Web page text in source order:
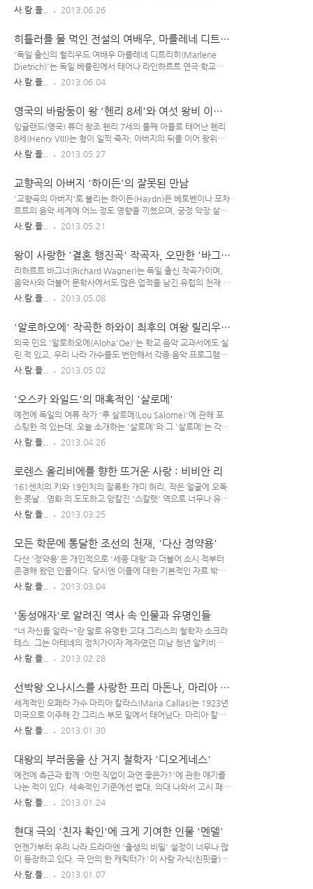
면서 음악회나 연극 모임 등에 자주 참석하다가 지방의 귀족인
Allan Poe)가 떠오르지만, 소시 적에 그보다 먼저 알게 된 추리
도 열혈 매니아층이 존재했던 인기 작품이었다. 1859년 영국에
서 태어난 '아서 코난 도일'은 30대 초반까지 의사로 일하다가,
그 후 '홈즈'가 등장하는 단편 소설을 잡지에 연재하기 시작했
다. 의학적 지식도 갖추고 있는 데다가, 문학 작품 중 추리 소설
사.람.들.. 2013.06.26
히틀러를 물 먹인 전설의 여배우, 마를레네 디트리
히
'독일 출신의 헐리우드 여배우 마를레네 디트리히(Marlene
Dietrich)'는 독일 베를린에서 태어나 라인하르트 연극 학교를
나왔으며, 19세 때부터 연기를 시작했다. 배우가 되기 전 캬바레
두각을 드러내게 된다. Marlene Dietrich(1901~1992) 1930
년 독일 영화 주연으로 호평을 받은 마들레네 디트리히는 그 뒤
미국 헐리우드로 건너 가 등의 영화에 출연하였고, 도시적인 이
미지와 탁월한 각선미 & 허스키한 목소리를 지닌 그녀는 곧 '유
사.람.들.. 2013.06.04
영국의 바람둥이 왕 '헨리 8세'와 여섯 왕비 이야
기
잉글랜드(영국) 튜더 왕조 헨리 7세의 둘째 아들로 태어난 헨리
8세(Henry VIII)는 형이 일찍 죽자, 아버지의 뒤를 이어 왕위를
물려 받았다. 르네상스 군주로서 절대 왕정을 강화하고 종교 개
헨리 8세의 첫번 째 부인 : 아라곤의 캐서린 20년 결혼 생활 동
안 왕위를 이을 아들을 생산하지 못하고, 이혼 안하려고 버티다
가 '강제 이혼' 당함 아라곤의 캐서린은 헨리 8세의 형과 결혼했
으나, 그가 죽은 뒤 '시아버지인 헨리 7세와 자기 아버지와의 목
사.람.들.. 2013.05.27
교향곡의 아버지 '하이든'의 잘못된 만남
'교향곡의 아버지'로 불리는 하이든(Haydn)은 베토벤이나 모차
르트의 음악 세계에 어느 정도 영향을 끼쳤으며, 궁정 악장 살리
에리와도 친분이 있었던 오스트리아의 작곡가이다. 온화한 인품
생활(결혼 생활) 면에선 그닥 행복하지 않았던 모양이다. 서로
맞지 않는 두 남녀가 만난 탓이다. Franz Joseph
Haydn(1732~1809) 프란츠 요제프 하이든(Franz Joseph
Haydn)은 젊은 시절, 자신에게 피아노 레슨을 받던 가발 제조업
되기..
사.람.들.. 2013.05.21
왕이 사랑한 '결혼 행진곡' 작곡자, 오만한 '바그
너'
리하르트 바그너(Richard Wagner)는 독일 출신 작곡가이며,
음악사와 더불어 문학사에서도 많은 업적을 남긴 유럽의 천재 예
술인이다. 소시 적부터 괴팍한 성향을 보였던 바그너는 셰익스
인 바그너는 등 유명한 작품들을 많이 남겼지만, 그의 사생활적
인 측면에선 갖가지 안 좋은 소문들도 많이 떠돌았다. Richard
Wagner(1813~1883) 여성 편력이 대단했던 바그너는 결혼 이
후에도 상습적(?)으로 멀쩡한 남의 부인(유부녀)들과 바람을 피
을 떠벌리고..
사.람.들.. 2013.05.08
'알로하오에' 작곡한 하와이 최후의 여왕 릴리우오
칼라니
외국 민요 '알로하오에(Aloha'Oe)'는 학교 음악 교과서에도 실
린 적 있고, 우리 나라 가수들도 번안해서 각종 음악 프로그램에
서 수시로 불렀던 유명한 노래이다. 들은 지 좀 되어서 앞부분 가
은 일반 작곡가가 아닌 하와이의 마지막 여왕이었던 릴리우오칼
라니(Lili'uokalani)이다. Lili'uokalani(1838~1917) 릴리우오
칼라니의 공주 시절, 오하우 섬 여행을 마치고 돌아오는 길에 '어
쩔 수 없는 이별을 안타까워 하는 연인의 모습'을 보고 삘 받아서
사.람.들.. 2013.05.02
'오스카 와일드'의 매혹적인 '살로메'
예전에 독일의 여류 작가 '루 살로메(Lou Salome)'에 관해 포
스팅한 적 있는데, 오늘 소개하는 '살로메'와 그 '살로메'는 각각
다른 사람이다. 아일랜드 작가 오스카 와일드(Oscar Wilde)의
알려져 있는 여성이다. 귀스타브 모로(Gustave Moreau)의 작
품 등 많은 화가들의 그림으로 형상화되었거나, 오페라 주인공
으로도 등장한다. 세례 요한이 활약하던 시기의 '헤롯왕'은 자기
동생 빌립의 아내인 '헤로디아'를 탐하여 그녀와 결혼을 했다.
사.람.들.. 2013.04.26
로렌스 올리비에를 향한 뜨거운 사랑 : 비비안 리
161센치의 키와 19인치의 잘록한 개미 허리, 작은 얼굴에 오똑
한 콧날.. 영화 의 도도하고 앙칼진 '스칼렛' 역으로 너무나 유명
해진 비비안 리(Vivien Leigh)는 1913년 인도에서 태어났다.
증권가의 부호였던 아버지는 프랑스계 영국인이다. 5세 때 고국
인 영국으로 돌아간 그녀는 거기에서 학업을 마치고, 파리와 로
마 등지를 오가며 연기를 배웠다. 학창 시절 인기가 좋았던 비비
안의 꿈은 무대 배우가 되는 것이었는데, 연극을 즐겨 보던 그녀
사.람.들.. 2013.03.25
모든 학문에 통달한 조선의 천재, '다산 정약용'
다산 '정약용'은 개인적으로 '세종 대왕'과 더불어 소시 적부터
존경해 왔던 인물이다. 당시엔 이들에 대한 기본적인 자료 밖에
습득하지 못했으나, 그것만으로도 막 호감이 갔던 인물들이었
치가이면서, 를 포함하여 평생동안 500권에 달하는 '다양한 분
야의 책'을 많이 남기는 등 활발한 저술 활동을 펼쳤던 작가이자
대학자이기도 하다. 그는 '거중기'를 고안하여 세계적 문화 유산
인 '수원 화성'을 축조하는 데 큰 도움을 준 것으로도 유명하다.
백하면서, 민본(民本..
사.람.들.. 2013.03.04
'동성애자'로 알려진 역사 속 인물과 유명인들
"너 자신을 알라~"란 말로 유명한 고대 그리스의 철학자 소크라
테스. 그는 아테네의 정치가이자 제자였던 미남 청년 알키비아
데스와 연인 사이였으며, 널리 알려진 동성애자였다. 소크라테
는 오늘날의 동성애자들에 대한 철학적 지주이기도 하다. 소크
라테스의 제자인 플라톤은 "여자와 동침하면 육신을 낳지만, 남
자와 동침하면 마음의 생명을 낳는다"는 등 동성애 예찬론을 펼
친 바 있다. 그들이 살았던 '고대 그리스 시대'의 식자들은 동성
자 '레오나르도 다 빈치' 르네상스기를 대..
사.람.들.. 2013.02.28
선박왕 오나시스를 사랑한 프리 마돈나, 마리아 칼
라스
세계적인 오페라 가수 마리아 칼라스(Maria Callas)는 1923년
미국으로 이주해 간 그리스 부모 밑에서 태어났다. 마리아 칼라
스는 꽤 '우량아'였었는데, 일찍 사망한 아들을 대신할 애가 태
시여서 두껍한 안경을 쓰고, 비만이기까지 했던 마리아 칼라
스'는 자기보다 '날씬하고 예쁜 언니'에게 밀려 '미운 오리 새
끼'스러운 유년 시절을 보내야 했다. 하지만 12세 때 한 라디오
방송국의 에 출전하게 된 마리아 칼라스는 대회에서 1등을 하면
머니는 ..
사.람.들.. 2013.01.30
대왕의 부러움을 산 거지 철학자 '디오게네스'
예전에 측근과 함께 '어떤 직업이 과연 좋은가?'에 관한 얘기를
나눈 적이 있다. 세속적인 기준에선 법대, 의대 나와서 고시 패스
하고 의사 되면 좋은 거지만, 측근 왈 '털어서 먼지 안나는 사람
다'고 말했다. '파렴치한 죄를 저지르고 다른 멀쩡한 사회 구성
원에게 피해 준 범죄자'를 탁월한 말빨로 포장하여 죄 없게 만들
어 주는 변호사도 마찬가지일 것이다. '그럼 의사는?' 하고 물었
더니, 그는 '맨날 아픈 사람 상대하고 피 보는 직업이 뭐 좋
사.람.들.. 2013.01.24
현대 극의 '친자 확인'에 크게 기여한 인물 '멘델'
언젠가부터 우리 나라 드라마엔 '출생의 비밀' 설정이 너무나 많
이 등장하고 있다. 극 안의 한 캐릭터가 '이 사람 자식(친핏줄)인
줄 알았는데, 알고 보니 다른 사람의 자식이었다~'는 식의 내용
사.람.들.. 2013.01.07